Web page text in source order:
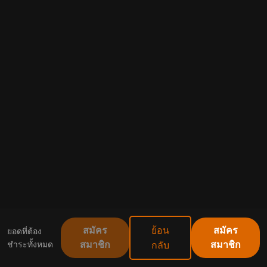
ยอดที่ต้อง
ชำระทั้งหมด
สมัคร
สมาชิก
ย้อน
กลับ
สมัคร
สมาชิก